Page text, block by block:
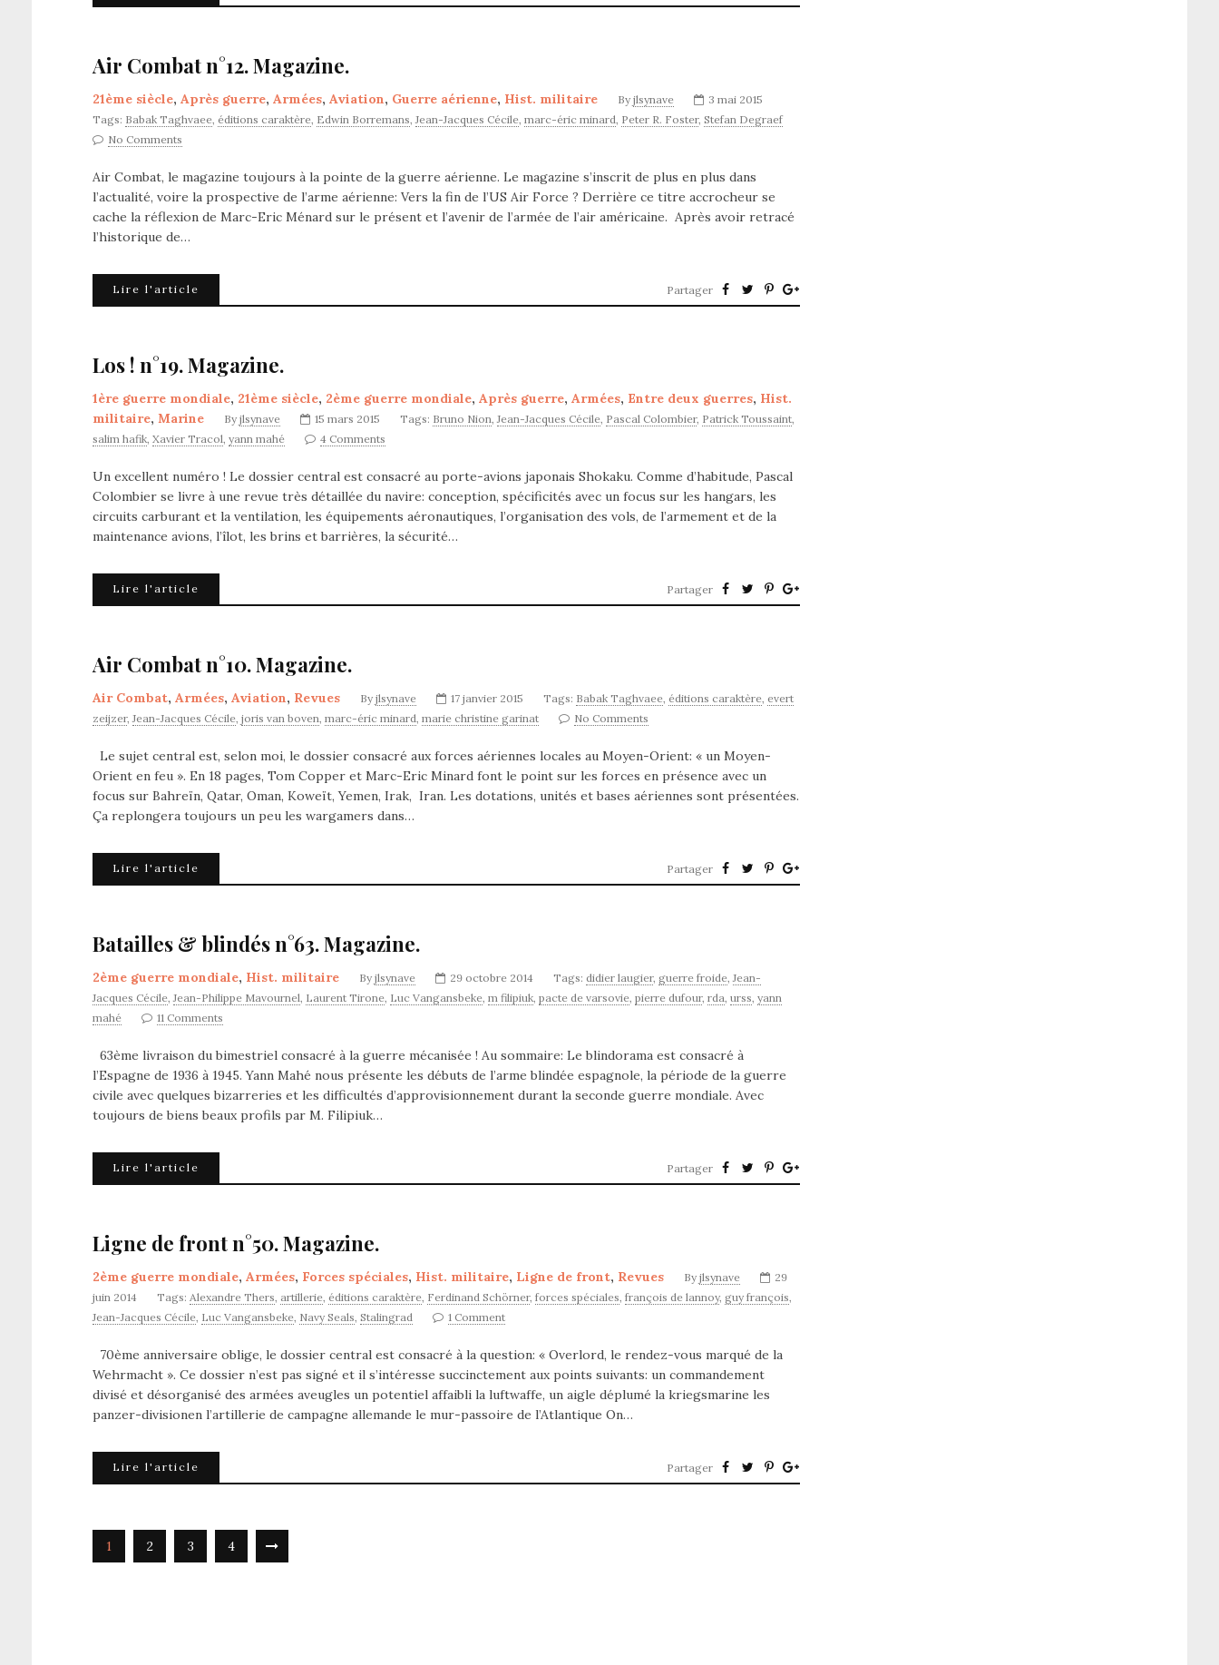
Air Combat n°12. Magazine.
21ème siècle, Après guerre, Armées, Aviation, Guerre aérienne, Hist. militaire By jlsynave
3 mai 2015
Tags: Babak Taghvaee, éditions caraktère, Edwin Borremans,Jean-Jacques Cécile, marc-éric minard, Peter R. Foster, Stefan Degraef
No Comments
Air Combat, le magazine toujours à la pointe de la guerre aérienne. Le magazine s’inscrit de plus en plus dans
l’actualité, voire la prospective de l’arme aérienne: Vers la fin de l’US Air Force ? Derrière ce titre accrocheur se
cache la réflexion de Marc-Eric Ménard sur le présent et l’avenir de l’armée de l’air américaine. Après avoir retracé
l’historique de…
Lire l'article Partager
Los ! n°19. Magazine.
1ère guerre mondiale, 21ème siècle, 2ème guerre mondiale, Après guerre, Armées, Entre deux guerres, Hist.
militaire, Marine By jlsynave 15 mars 2015 Tags: Bruno Nion,Jean-Jacques Cécile, Pascal Colombier, Patrick Toussaint,
salim hafik, Xavier Tracol, yann mahé 4 Comments
Un excellent numéro ! Le dossier central est consacré au porte-avions japonais Shokaku. Comme d’habitude, Pascal
Colombier se livre à une revue très détaillée du navire: conception, spécificités avec un focus sur les hangars, les
circuits carburant et la ventilation, les équipements aéronautiques, l’organisation des vols, de l’armement et de la
maintenance avions, l’îlot, les brins et barrières, la sécurité…
Lire l'article Partager
Air Combat n°10. Magazine.
Air Combat, Armées, Aviation, Revues By jlsynave 17 janvier 2015 Tags: Babak Taghvaee, éditions caraktère, evert
zeijzer,Jean-Jacques Cécile, joris van boven, marc-éric minard, marie christine garinat No Comments
Le sujet central est, selon moi, le dossier consacré aux forces aériennes locales au Moyen-Orient: « un Moyen-
Orient en feu ». En 18 pages, Tom Copper et Marc-Eric Minard font le point sur les forces en présence avec un
focus sur Bahreïn, Qatar, Oman, Koweït, Yemen, Irak, Iran. Les dotations, unités et bases aériennes sont présentées.
Ça replongera toujours un peu les wargamers dans…
Lire l'article Partager
Batailles & blindés n°63. Magazine.
2ème guerre mondiale, Hist. militaire By jlsynave 29 octobre 2014 Tags: didier laugier, guerre froide,Jean-
Jacques Cécile,Jean-Philippe Mavournel, Laurent Tirone, Luc Vangansbeke, m filipiuk, pacte de varsovie, pierre dufour, rda, urss, yann
mahé
11 Comments
63ème livraison du bimestriel consacré à la guerre mécanisée ! Au sommaire: Le blindorama est consacré à
l’Espagne de 1936 à 1945. Yann Mahé nous présente les débuts de l’arme blindée espagnole, la période de la guerre
civile avec quelques bizarreries et les difficultés d’approvisionnement durant la seconde guerre mondiale. Avec
toujours de biens beaux profils par M. Filipiuk…
Lire l'article Partager
Ligne de front n°50. Magazine.
2ème guerre mondiale, Armées, Forces spéciales, Hist. militaire, Ligne de front, Revues By jlsynave
29
juin 2014
Tags: Alexandre Thers, artillerie, éditions caraktère, Ferdinand Schörner, forces spéciales, françois de lannoy, guy françois,
Jean-Jacques Cécile, Luc Vangansbeke, Navy Seals, Stalingrad 1 Comment
70ème anniversaire oblige, le dossier central est consacré à la question: « Overlord, le rendez-vous marqué de la
Wehrmacht ». Ce dossier n’est pas signé et il s’intéresse succinctement aux points suivants: un commandement
divisé et désorganisé des armées aveugles un potentiel affaibli la luftwaffe, un aigle déplumé la kriegsmarine les
panzer-divisionen l’artillerie de campagne allemande le mur-passoire de l’Atlantique On…
Lire l'article Partager
1 2 3 4